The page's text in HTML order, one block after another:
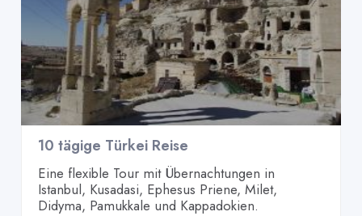
10 tägige Türkei Reise
Eine flexible Tour mit Übernachtungen in
Istanbul, Kusadasi, Ephesus Priene, Milet,
Didyma, Pamukkale und Kappadokien.